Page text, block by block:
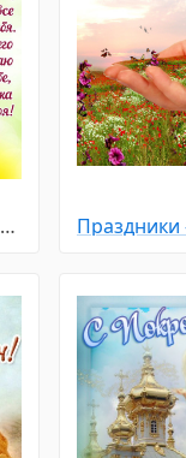
Праздники - День Дочери